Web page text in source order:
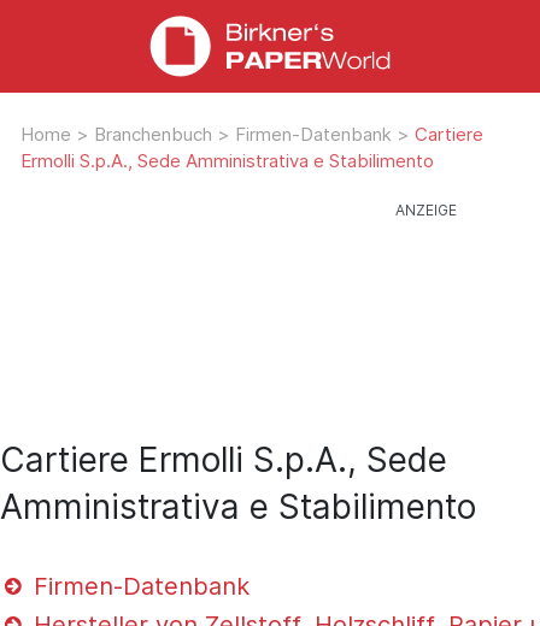
Home > Branchenbuch > Firmen-Datenbank > Cartiere
Ermolli S.p.A., Sede Amministrativa e Stabilimento
Cartiere Ermolli S.p.A., Sede
Amministrativa e Stabilimento
Firmen-Datenbank